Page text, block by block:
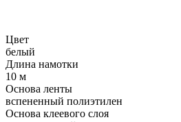
Цвет
белый
Длина намотки
10 м
Основа ленты
вспененный полиэтилен
Основа клеевого слоя